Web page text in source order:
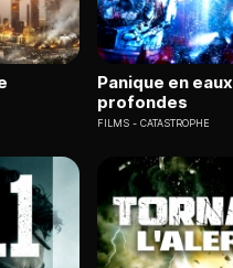
Panique en eaux
profondes
FILMS CATASTROPHE